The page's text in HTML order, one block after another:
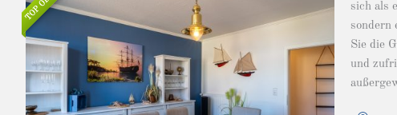
sich als
sondern
Sie die
und